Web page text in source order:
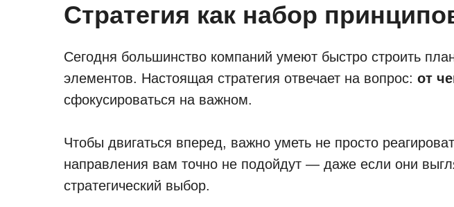
Стратегия как набор
Сегодня большинство компаний умеют быстро строить
элементов. Настоящая стратегия отвечает на вопрос: от
сфокусироваться на важном.
Чтобы двигаться вперед, важно уметь не просто
направления вам точно не подойдут — даже если они
стратегический выбор.